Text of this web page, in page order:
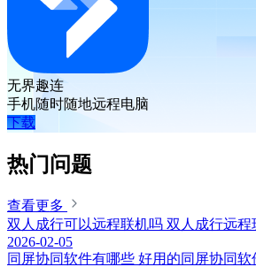
无界趣连
手机随时随地远程电脑
下载
热门问题
查看更多
双人成行可以远程联机吗 双人成行远程
2026-02-05
同屏协同软件有哪些 好用的同屏协同软